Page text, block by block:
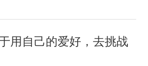
用自己的爱好，去挑战